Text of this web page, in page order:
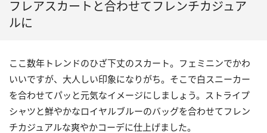
フレアスカートと合わせてフレンチカジュア
ルに
ここ数年トレンドのひざ下丈のスカート。フェミニンでかわ
いいですが、大人しい印象になりがち。そこで白スニーカー
を合わせてパッと元気なイメージにしましょう。ストライプ
シャツと鮮やかなロイヤルブルーのバッグを合わせてフレン
チカジュアルな爽やかコーデに仕上げました。